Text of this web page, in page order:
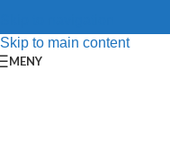
Skip to main content
MENY